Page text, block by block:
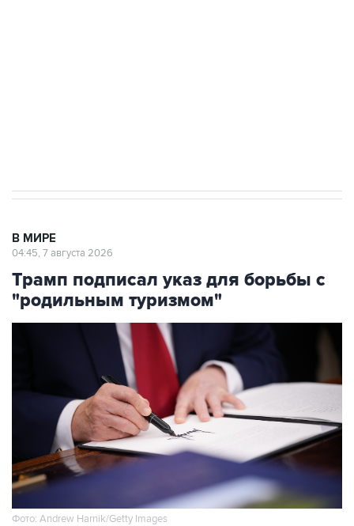
В МИРЕ
04:45, 7 августа 2026
Трамп подписал указ для борьбы с
"родильным туризмом"
Фото: Andrew Harnik/Getty Images